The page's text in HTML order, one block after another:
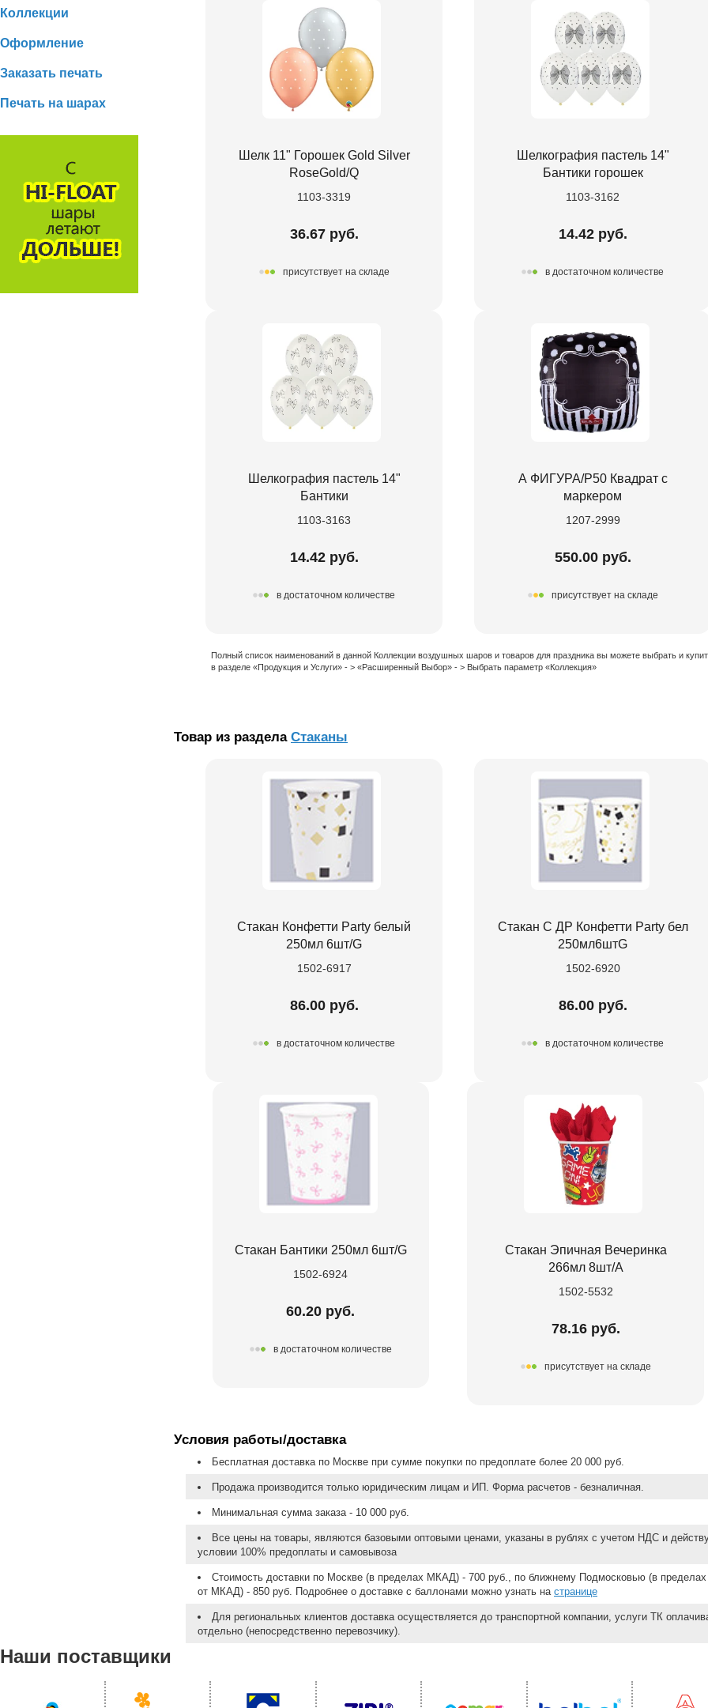
Коллекции
Оформление
Заказать печать
Печать на шарах
Шелк 11" Горошек Gold Silver
RoseGold/Q
1103-3319
36.67 руб.
присутствует на складе
Шелкография пастель 14"
Бантики горошек
1103-3162
14.42 руб.
в достаточном количестве
Шелкография пастель 14"
Бантики
1103-3163
14.42 руб.
в достаточном количестве
А ФИГУРА/P50 Квадрат с
маркером
1207-2999
550.00 руб.
присутствует на складе
Полный список наименований в данной Коллекции воздушных шаров и товаров для праздника вы можете выбрать и
в разделе «Продукция и Услуги» - > «Расширенный Выбор» - > Выбрать параметр «Коллекция»
Товар из раздела Стаканы
Стакан Конфетти Party белый
250мл 6шт/G
1502-6917
86.00 руб.
в достаточном количестве
Стакан С ДР Конфетти Party бел
250мл6штG
1502-6920
86.00 руб.
в достаточном количестве
Стакан Бантики 250мл 6шт/G
1502-6924
60.20 руб.
в достаточном количестве
Стакан Эпичная Вечеринка
266мл 8шт/А
1502-5532
78.16 руб.
присутствует на складе
Условия работы/доставка
Бесплатная доставка по Москве при сумме покупки по предоплате более 20 000 руб.
Продажа производится только юридическим лицам и ИП. Форма расчетов - безналичная.
Минимальная сумма заказа - 10 000 руб.
Все цены на товары, являются базовыми оптовыми ценами, указаны в рублях с учетом НДС и
условии 100% предоплаты и самовывоза
Стоимость доставки по Москве (в пределах МКАД) - 700 руб., по ближнему Подмосковью (в пределах
от МКАД) - 850 руб. Подробнее о доставке с баллонами можно узнать на странице
Для региональных клиентов доставка осуществляется до транспортной компании, услуги ТК
отдельно (непосредственно перевозчику).
Наши поставщики